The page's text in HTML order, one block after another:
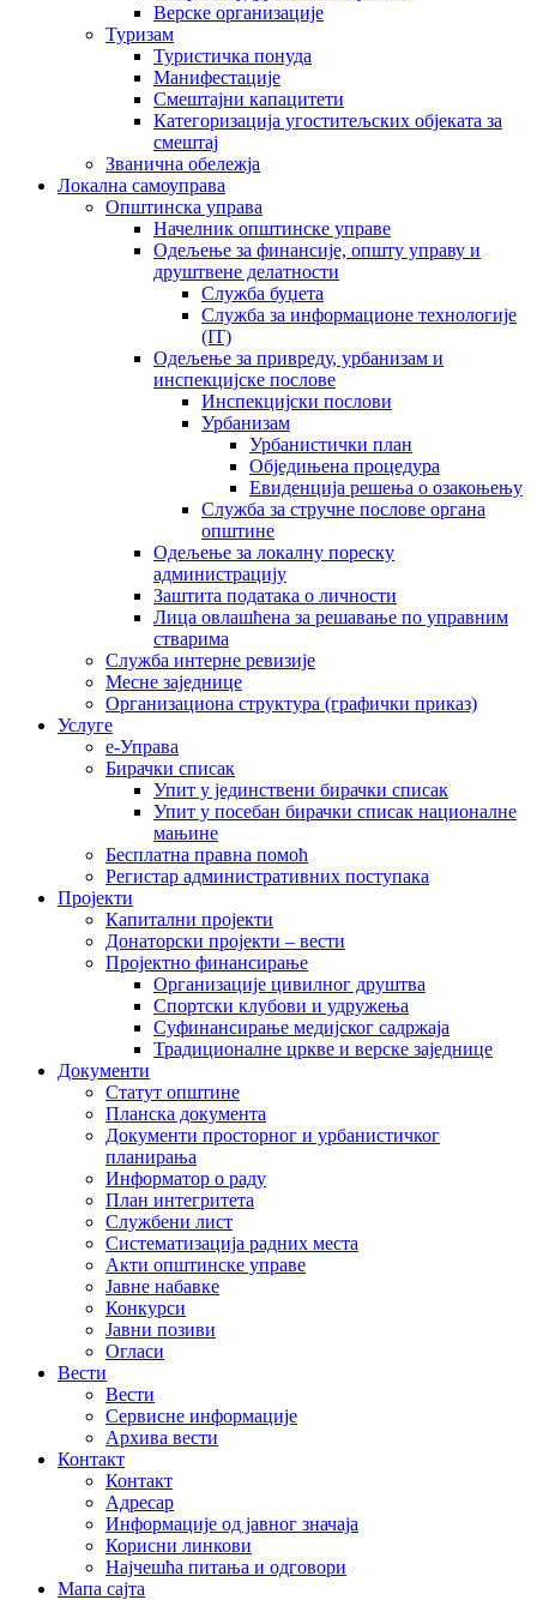
Верске организације
Туризам
Туристичка понуда
Манифестације
Смештајни капацитети
Категоризација угоститељских објеката за
смештај
Званична обележја
Локална самоуправа
Општинска управа
Начелник општинске управе
Одељење за финансије, општу управу и
друштвене делатности
Служба буџета
Служба за информационе технологије
(IT)
Одељење за привреду, урбанизам и
инспекцијске послове
Инспекцијски послови
Урбанизам
Урбанистички план
Обједињена процедура
Евиденција решења о озакоњењу
Служба за стручне послове органа
општине
Одељење за локалну пореску
администрацију
Заштита података о личности
Лица овлашћена за решавање по управним
стварима
Служба интерне ревизије
Месне заједнице
Организациона структура (графички приказ)
Услуге
е-Управа
Бирачки списак
Упит у јединствени бирачки списак
Упит у посебан бирачки списак националне
мањине
Бесплатна правна помоћ
Регистар административних поступака
Пројекти
Капитални пројекти
Донаторски пројекти – вести
Пројектно финансирање
Организације цивилног друштва
Спортски клубови и удружења
Суфинансирање медијског садржаја
Традиционалне цркве и верске заједнице
Документи
Статут општине
Планска документа
Документи просторног и урбанистичког
планирања
Информатор о раду
План интегритета
Службени лист
Систематизација радних места
Акти општинске управе
Јавне набавке
Конкурси
Јавни позиви
Огласи
Вести
Вести
Сервисне информације
Архива вести
Контакт
Контакт
Адресар
Информације од јавног значаја
Корисни линкови
Најчешћа питања и одговори
Мапа сајта